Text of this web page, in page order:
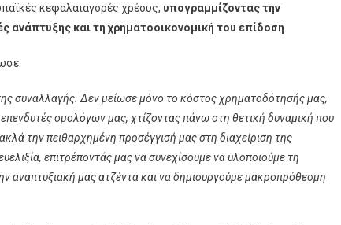
κεφαλαιαγορές χρέους, υπογραμμίζοντας την
ανάπτυξης και τη χρηματοοικονομική του επίδοση
συναλλαγής. Δεν μείωσε μόνο το κόστος χρηματοδότησής μας,
ομολόγων μας, χτίζοντας πάνω στη θετική δυναμική που
την πειθαρχημένη προσέγγισή μας στη διαχείριση της
επιτρέποντάς μας να συνεχίσουμε να υλοποιούμε τη
αναπτυξιακή μας ατζέντα και να δημιουργούμε μακροπρόθεσμη